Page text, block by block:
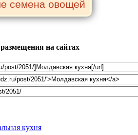
на сайтах
кухня